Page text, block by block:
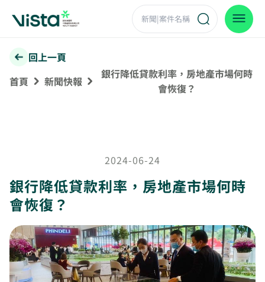
回上一頁
首頁
新聞快報
銀行降低貸款利率，房地產市場何時
會恢復？
2024-06-24
銀行降低貸款利率，房地產市場何時
會恢復？